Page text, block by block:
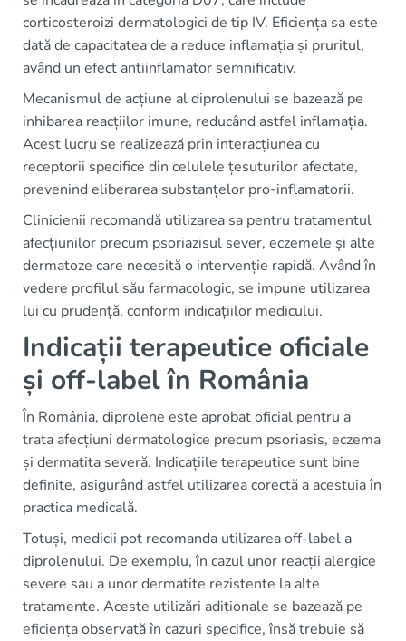
corticosteroizi dermatologici de tip IV. Eficiența sa este
dată de capacitatea de a reduce inflamația și pruritul,
având un efect antiinflamator semnificativ.
Mecanismul de acțiune al diprolenului se bazează pe
inhibarea reacțiilor imune, reducând astfel inflamația.
Acest lucru se realizează prin interacțiunea cu
receptorii specifice din celulele țesuturilor afectate,
prevenind eliberarea substanțelor pro-inflamatorii.
Clinicienii recomandă utilizarea sa pentru tratamentul
afecțiunilor precum psoriazisul sever, eczemele și alte
dermatoze care necesită o intervenție rapidă. Având în
vedere profilul său farmacologic, se impune utilizarea
lui cu prudență, conform indicațiilor medicului.
Indicații terapeutice oficiale
și off-label în România
În România, diprolene este aprobat oficial pentru a
trata afecțiuni dermatologice precum psoriasis, eczema
și dermatita severă. Indicațiile terapeutice sunt bine
definite, asigurând astfel utilizarea corectă a acestuia în
practica medicală.
Totuși, medicii pot recomanda utilizarea off-label a
diprolenului. De exemplu, în cazul unor reacții alergice
severe sau a unor dermatite rezistente la alte
tratamente. Aceste utilizări adiționale se bazează pe
eficiența observată în cazuri specifice, însă trebuie să